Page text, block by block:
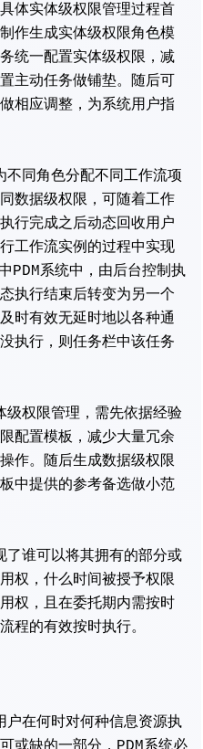
体实体级权限管理过程首
作生成实体级权限角色模
统一配置实体级权限，减
主动任务做铺垫。随后可
相应调整，为系统用户指
角色分配不同工作流项
数据级权限，可随着工作
行完成之后动态回收用户
工作流实例的过程中实现
PDM系统中，由后台控制执
执行结束后转变为另一个
时有效无延时地以各种通
执行，则任务栏中该任务
级权限管理，需先依据经验
配置模板，减少大量冗余
作。随后生成数据级权限
中提供的参考备选做小范
可以将其拥有的部分或
权，什么时间被授予权限
权，且在委托期内需按时
程的有效按时执行。
在何时对何种信息资源执